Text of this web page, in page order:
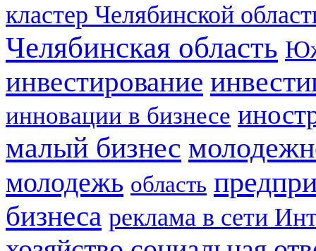
кластер Челябинской
Челябинская область
инвестирование
инновации в бизнесе
малый бизнес
молодежь область
бизнеса реклама в сети